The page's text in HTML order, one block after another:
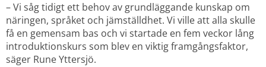
– Vi såg tidigt ett behov av grundläggande kunskap om
näringen, språket och jämställdhet. Vi ville att alla skulle
få en gemensam bas och vi startade en fem veckor lång
introduktionskurs som blev en viktig framgångsfaktor,
säger Rune Yttersjö.